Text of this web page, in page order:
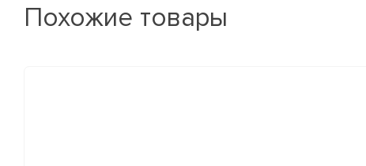
Похожие товары